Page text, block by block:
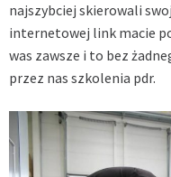
najszybciej skierowali
internetowej link macie
was zawsze i to bez
przez nas szkolenia pdr.